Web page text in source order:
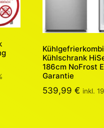
Kühlschrank
186cm NoFrost
Garantie
539,99 € inkl.